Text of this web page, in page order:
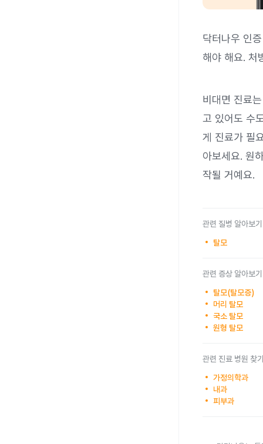
닥터나우 인
해야 해요. 처
비대면 진료
고 있어도 수
게 진료가 필
아보세요. 원
작될 거예요.
관련 질병 알아보기
탈모
관련 증상 알아보기
탈모(탈모증)
머리 탈모
국소 탈모
원형 탈모
관련 진료 병원 찾
가정의학과
내과
피부과